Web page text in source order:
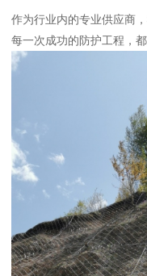
作为行业内的专业供应商
每一次成功的防护工程，